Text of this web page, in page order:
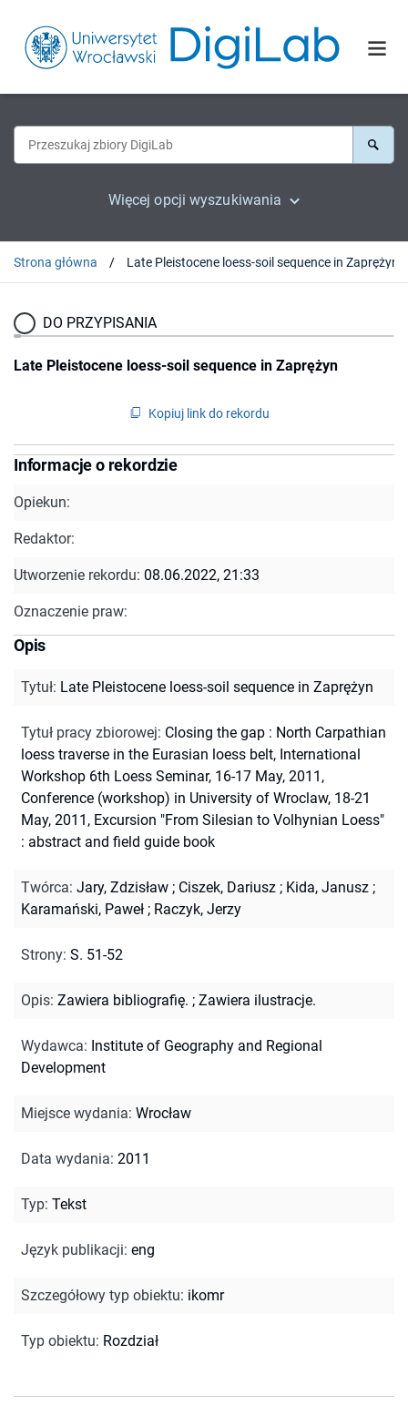
Więcej opcji wyszukiwania
Strona główna Late Pleistocene loess-soil sequence in Zaprężyn
DO PRZYPISANIA
Late Pleistocene loess-soil sequence in Zaprężyn
Kopiuj link do rekordu
Informacje o rekordzie
Opiekun:
Redaktor:
Utworzenie rekordu: 08.06.2022, 21:33
Oznaczenie praw:
Opis
Tytuł: Late Pleistocene loess-soil sequence in Zaprężyn
Tytuł pracy zbiorowej: Closing the gap : North Carpathian
loess traverse in the Eurasian loess belt, International
Workshop 6th Loess Seminar, 16-17 May, 2011,
Conference (workshop) in University of Wroclaw, 18-21
May, 2011, Excursion "From Silesian to Volhynian Loess"
: abstract and field guide book
Twórca: Jary, Zdzisław ; Ciszek, Dariusz ; Kida, Janusz ;
Karamański, Paweł ; Raczyk, Jerzy
Strony: S. 51-52
Opis: Zawiera bibliografię. ; Zawiera ilustracje.
Wydawca: Institute of Geography and Regional
Development
Miejsce wydania: Wrocław
Data wydania: 2011
Typ: Tekst
Język publikacji: eng
Szczegółowy typ obiektu: ikomr
Typ obiektu: Rozdział